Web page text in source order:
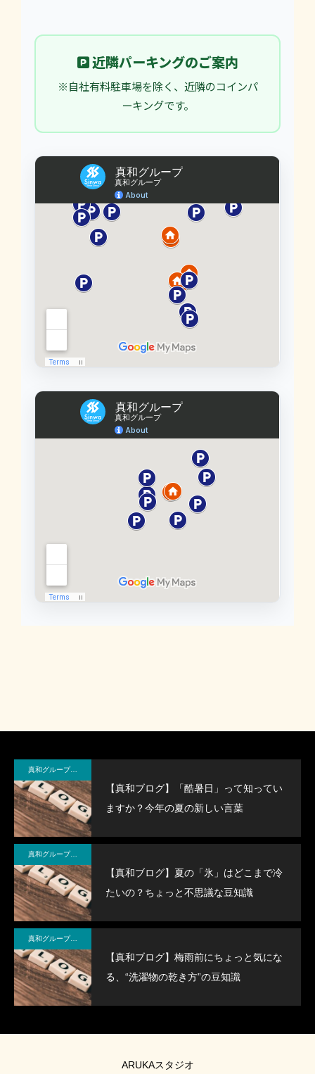
近隣パーキングのご案内
※自社有料駐車場を除く、近隣のコインパ
ーキングです。
真和グループ BLOG＆NEWS
【真和ブログ】「酷暑日」って知ってい
ますか？今年の夏の新しい言葉
真和グループ BLOG＆NEWS
【真和ブログ】夏の「氷」はどこまで冷
たいの？ちょっと不思議な豆知識
真和グループ BLOG＆NEWS
【真和ブログ】梅雨前にちょっと気にな
る、“洗濯物の乾き方”の豆知識
ARUKAスタジオ